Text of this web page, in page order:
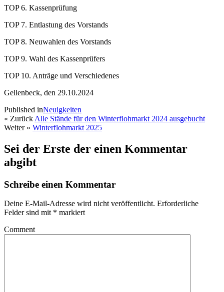
TOP 6. Kassenprüfung
TOP 7. Entlastung des Vorstands
TOP 8. Neuwahlen des Vorstands
TOP 9. Wahl des Kassenprüfers
TOP 10. Anträge und Verschiedenes
Gellenbeck, den 29.10.2024
Published inNeuigkeiten
« Zurück Alle Stände für den Winterflohmarkt 2024 ausgebucht
Weiter » Winterflohmarkt 2025
Sei der Erste der einen Kommentar
abgibt
Schreibe einen Kommentar
Deine E-Mail-Adresse wird nicht veröffentlicht. Erforderliche
Felder sind mit * markiert
Comment